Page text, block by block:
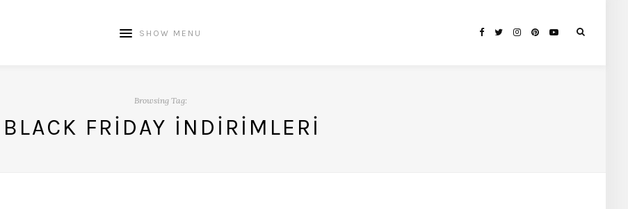
SHOW MENU
Browsing Tag:
BLACK FRIDAY INDIRIMLERI